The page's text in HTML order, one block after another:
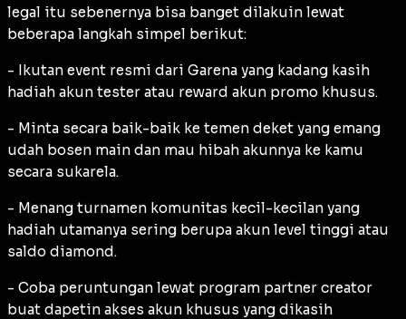
legal itu sebenernya bisa banget dilakuin lewat
beberapa langkah simpel berikut:
- Ikutan event resmi dari Garena yang kadang kasih
hadiah akun tester atau reward akun promo khusus.
- Minta secara baik-baik ke temen deket yang emang
udah bosen main dan mau hibah akunnya ke kamu
secara sukarela.
- Menang turnamen komunitas kecil-kecilan yang
hadiah utamanya sering berupa akun level tinggi atau
saldo diamond.
- Coba peruntungan lewat program partner creator
buat dapetin akses akun khusus yang dikasih